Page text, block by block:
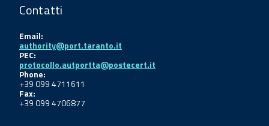
Contatti
Email:
authority@port.taranto.it
PEC:
protocollo.autportta@postecert.it
Phone:
+39 099 4711611
Fax:
+39 099 4706877